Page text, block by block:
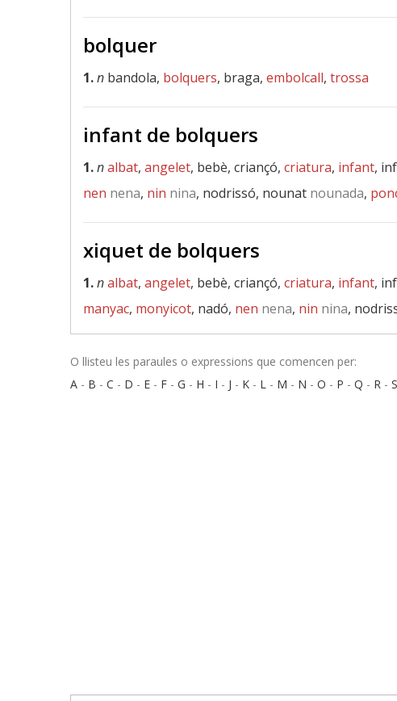
bolquer
1.n bandola, bolquers, braga, embolcall, trossa
infant de bolquers
1.nalbat, angelet, bebè, criançó, criatura, infant,
nen nena, nin nina, nodrissó, nounat nounada,
xiquet de bolquers
1.nalbat, angelet, bebè, criançó, criatura, infant,
manyac, monyicot, nadó, nen nena, nin nina,
O llisteu les paraules o expressions que comencen per:
A - B - C - D - E - F - G - H - I - J - K - L - M - N - O - P - Q - R - S